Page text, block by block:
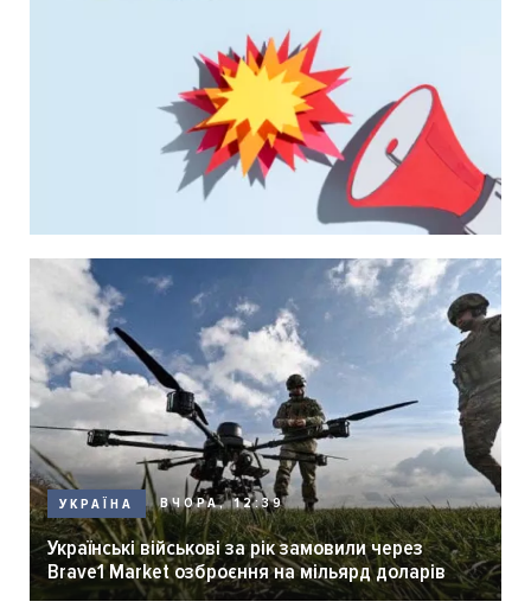
УКРАЇНА ВЧОРА, 12:39
Українські військові за рік замовили через
Brave1 Market озброєння на мільярд доларів